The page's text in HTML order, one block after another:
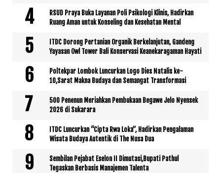
RSUD Praya Buka Layanan Poli Psikologi Klinis, Hadirkan
Ruang Aman untuk Konseling dan Kesehatan Mental
ITDC Dorong Pertanian Organik Berkelanjutan, Gandeng
Yayasan Owl Tower Bali Konservasi Keanekaragaman Hayati
Poltekpar Lombok Luncurkan Logo Dies Natalis ke-
10,Sarat Makna Budaya dan Semangat Transformasi
500 Penenun Meriahkan Pembukaan Begawe Jelo Nyensek
2026 di Sukarara
ITDC Luncurkan “Cipta Rwa Loka”, Hadirkan Pengalaman
Wisata Budaya Autentik di The Nusa Dua
Sembilan Pejabat Eselon II Dimutasi,Bupati Pathul
Tegaskan Berbasis Manajemen Talenta